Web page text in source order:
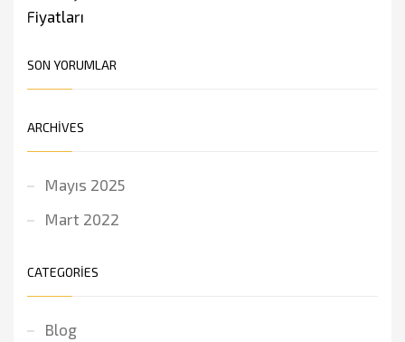
SON YORUMLAR
ARCHIVES
Mayıs 2025
Mart 2022
CATEGORIES
Blog